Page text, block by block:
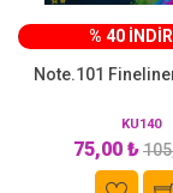
% 40
Note.101
KU140
75,00 ₺